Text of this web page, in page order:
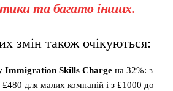
та багато інших.
змін також очікуються:
Immigration Skills Charge на 32%: з
для малих компаній і з £1000 до